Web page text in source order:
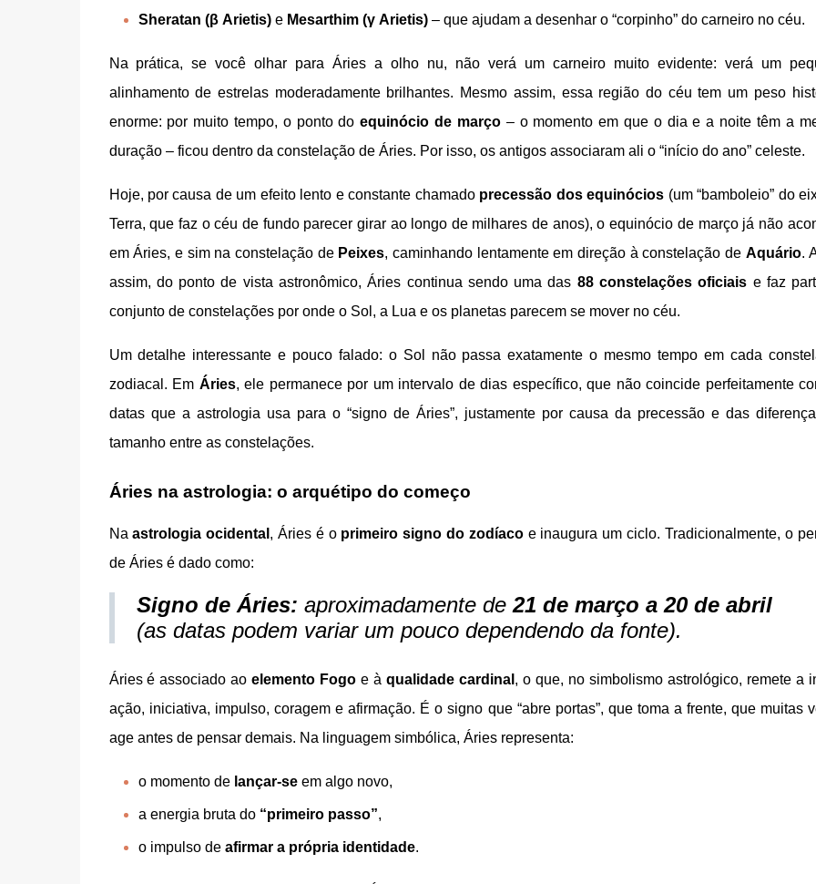
Sheratan (β Arietis)e Mesarthim (γ Arietis)– que ajudam a desenhar o “corpinho” do carneiro no céu.
Na prática, se você olhar para Áries a olho nu, não verá um carneiro muito evidente: verá um
alinhamento de estrelas moderadamente brilhantes. Mesmo assim, essa região do céu tem um peso
enorme: por muito tempo, o ponto doequinócio de março– o momento em que o dia e a noite têm a
duração – ficou dentro da constelação de Áries. Por isso, os antigos associaram ali o “início do ano” celeste.
Hoje, por causa de um efeito lento e constante chamado precessão dos equinócios (um “bamboleio” do
Terra, que faz o céu de fundo parecer girar ao longo de milhares de anos), o equinócio de março já não
em Áries, e sim na constelação de Peixes, caminhando lentamente em direção à constelação de Aquário.
assim, do ponto de vista astronômico, Áries continua sendo uma das 88 constelações oficiais e faz
conjunto de constelações por onde o Sol, a Lua e os planetas parecem se mover no céu.
Um detalhe interessante e pouco falado: o Sol não passa exatamente o mesmo tempo em cada
zodiacal. Em Áries, ele permanece por um intervalo de dias específico, que não coincide perfeitamente
datas que a astrologia usa para o “signo de Áries”, justamente por causa da precessão e das
tamanho entre as constelações.
Áries na astrologia: o arquétipo do começo
Naastrologia ocidental , Áries é o primeiro signo do zodíacoe inaugura um ciclo. Tradicionalmente, o
de Áries é dado como:
Signo de Áries: aproximadamente de 21 de março a 20 de abril
(as datas podem variar um pouco dependendo da fonte).
Áries é associado aoelemento Fogo e àqualidade cardinal , o que, no simbolismo astrológico, remete a
ação, iniciativa, impulso, coragem e afirmação. É o signo que “abre portas”, que toma a frente, que muitas
age antes de pensar demais. Na linguagem simbólica, Áries representa:
o momento de lançar-seem algo novo,
a energia bruta do “primeiro passo”,
o impulso de afirmar a própria identidade.